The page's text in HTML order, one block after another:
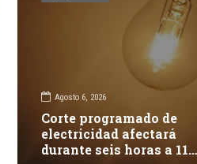
Agosto 6, 2026
Corte programado de
electricidad afectará
durante seis horas a 117